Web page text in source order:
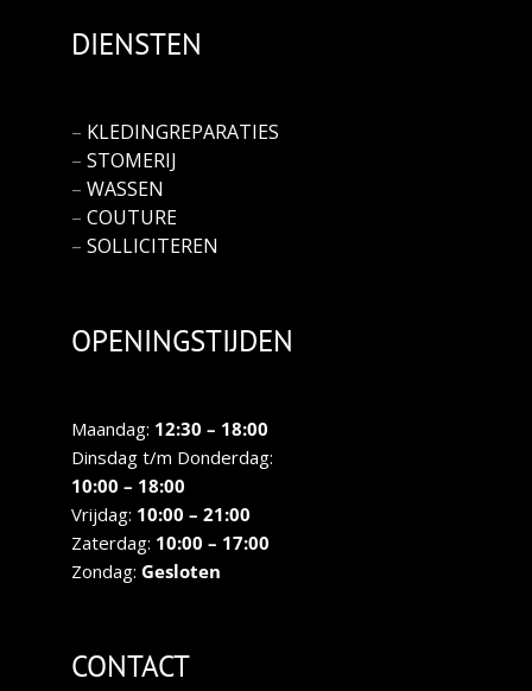
DIENSTEN
– KLEDINGREPARATIES
– STOMERIJ
– WASSEN
– COUTURE
– SOLLICITEREN
OPENINGSTIJDEN
Maandag: 12:30 – 18:00
Dinsdag t/m Donderdag:
10:00 – 18:00
Vrijdag: 10:00 – 21:00
Zaterdag: 10:00 – 17:00
Zondag: Gesloten
CONTACT